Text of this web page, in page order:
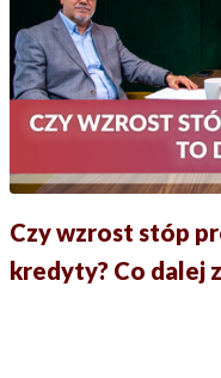
Czy wzrost stóp
kredyty? Co dalej